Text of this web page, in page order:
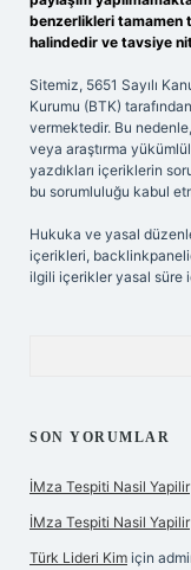
benzerlikleri tamamen
halindedir ve tavsiye
Sitemiz, 5651 Sayılı
Kurumu (BTK)
vermektedir. Bu
veya araştırma
yazdıkları içeriklerin
bu sorumluluğu kabul
Hukuka ve yasal
içerikleri,
ilgili içerikler yasal süre
SON YORUMLAR
İMza Tespiti Nasil Yapilir
İMza Tespiti Nasil Yapilir
Türk Lideri Kim için